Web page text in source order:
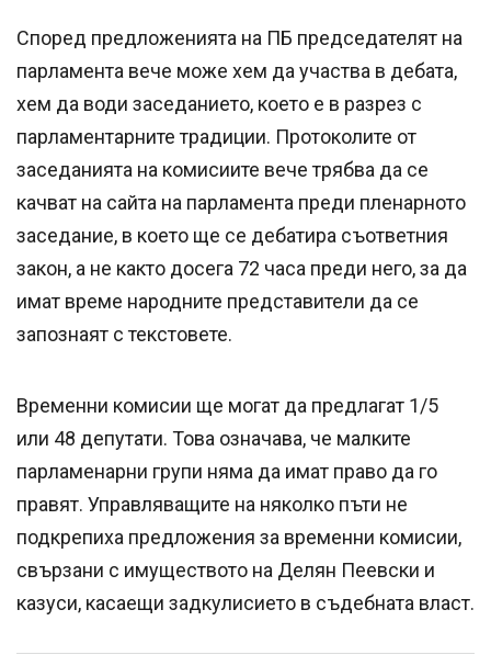
Според предложенията на ПБ председателят на
парламента вече може хем да участва в дебата,
хем да води заседанието, което е в разрез с
парламентарните традиции. Протоколите от
заседанията на комисиите вече трябва да се
качват на сайта на парламента преди пленарното
заседание, в което ще се дебатира съответния
закон, а не както досега 72 часа преди него, за да
имат време народните представители да се
запознаят с текстовете.
Временни комисии ще могат да предлагат 1/5
или 48 депутати. Това означава, че малките
парламенарни групи няма да имат право да го
правят. Управляващите на няколко пъти не
подкрепиха предложения за временни комисии,
свързани с имуществото на Делян Пеевски и
казуси, касаещи задкулисието в съдебната власт.